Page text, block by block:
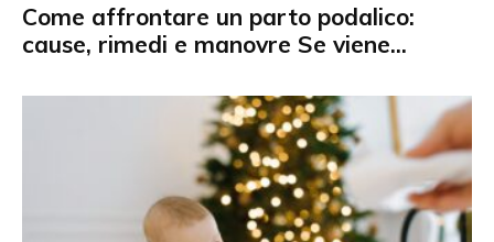
Come affrontare un parto podalico:
cause, rimedi e manovre Se viene...